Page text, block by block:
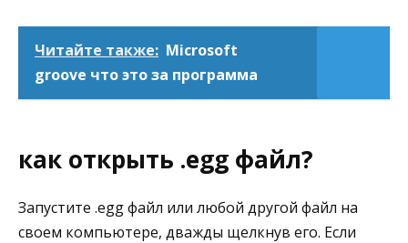
Читайте также: Microsoft
groove что это за программа
как открыть .egg файл?
Запустите .egg файл или любой другой файл на
своем компьютере, дважды щелкнув его. Если